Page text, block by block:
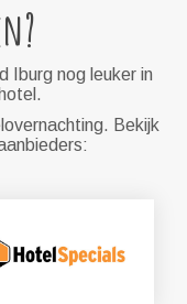
Iburg nog leuker in
Bekijk